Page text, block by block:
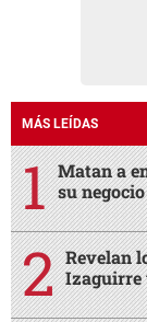
MÁS LEÍDAS
Matan a
su
Revelan